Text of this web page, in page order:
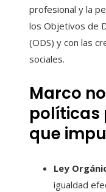
profesional y la
los Objetivos de
(ODS) y con las
sociales.
Marco
políticas
que
Ley
igualdad